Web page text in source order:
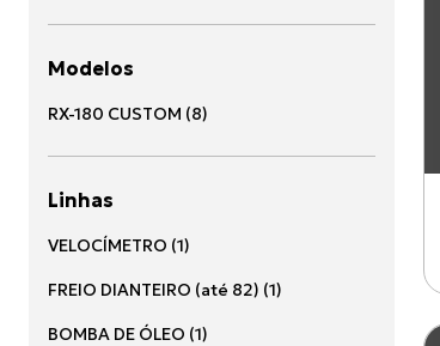
Modelos
RX-180 CUSTOM (8)
Linhas
VELOCÍMETRO (1)
FREIO DIANTEIRO (até 82) (1)
BOMBA DE ÓLEO (1)